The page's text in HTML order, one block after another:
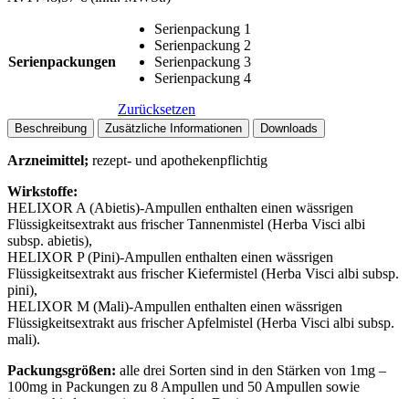
Serienpackungen
Serienpackung 1
Serienpackung 2
Serienpackung 3
Serienpackung 4
Zurücksetzen
Beschreibung Zusätzliche Informationen Downloads
Arzneimittel; rezept- und apothekenpflichtig
Wirkstoffe:
HELIXOR A (Abietis)-Ampullen enthalten einen wässrigen
Flüssigkeitsextrakt aus frischer Tannenmistel (Herba Visci albi
subsp. abietis),
HELIXOR P (Pini)-Ampullen enthalten einen wässrigen
Flüssigkeitsextrakt aus frischer Kiefermistel (Herba Visci albi subsp.
pini),
HELIXOR M (Mali)-Ampullen enthalten einen wässrigen
Flüssigkeitsextrakt aus frischer Apfelmistel (Herba Visci albi subsp.
mali).
Packungsgrößen: alle drei Sorten sind in den Stärken von 1mg –
100mg in Packungen zu 8 Ampullen und 50 Ampullen sowie